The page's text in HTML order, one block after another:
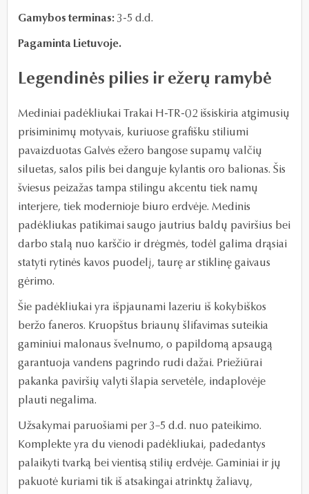
Gamybos terminas: 3-5 d.d.
Pagaminta Lietuvoje.
Legendinės pilies ir ežerų ramybė
Mediniai padėkliukai Trakai H-TR-02 išsiskiria atgimusių
prisiminimų motyvais, kuriuose grafišku stiliumi
pavaizduotas Galvės ežero bangose supamų valčių
siluetas, salos pilis bei danguje kylantis oro balionas. Šis
šviesus peizažas tampa stilingu akcentu tiek namų
interjere, tiek modernioje biuro erdvėje. Medinis
padėkliukas patikimai saugo jautrius baldų paviršius bei
darbo stalą nuo karščio ir drėgmės, todėl galima drąsiai
statyti rytinės kavos puodelį, taurę ar stiklinę gaivaus
gėrimo.
Šie padėkliukai yra išpjaunami lazeriu iš kokybiškos
beržo faneros. Kruopštus briaunų šlifavimas suteikia
gaminiui malonaus švelnumo, o papildomą apsaugą
garantuoja vandens pagrindo rudi dažai. Priežiūrai
pakanka paviršių valyti šlapia servetėle, indaplovėje
plauti negalima.
Užsakymai paruošiami per 3–5 d.d. nuo pateikimo.
Komplekte yra du vienodi padėkliukai, padedantys
palaikyti tvarką bei vientisą stilių erdvėje. Gaminiai ir jų
pakuotė kuriami tik iš atsakingai atrinktų žaliavų,